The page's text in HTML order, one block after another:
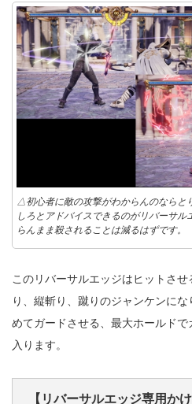
△初心者に敵の攻撃がわからんのならと
しろとアドバイスできるのがリバーサ
らんまま殺されることは減るはずです。
このリバーサルエッジはヒットさ
り、縦斬り、蹴りのジャンケンに
めてガードさせる、最大ホールド
入ります。
【リバーサルエッジ専用か